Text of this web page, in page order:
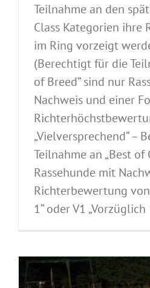
Teilnahme an den
Class Kategorien ihre
im Ring vorzeigt
(Berechtigt für die
of Breed“ sind nur
Nachweis und einer
„Vielversprechend“ –
Teilnahme an „Best of
Rassehunde mit
Richterbewertung von
1“ oder V1 „Vorzüglich